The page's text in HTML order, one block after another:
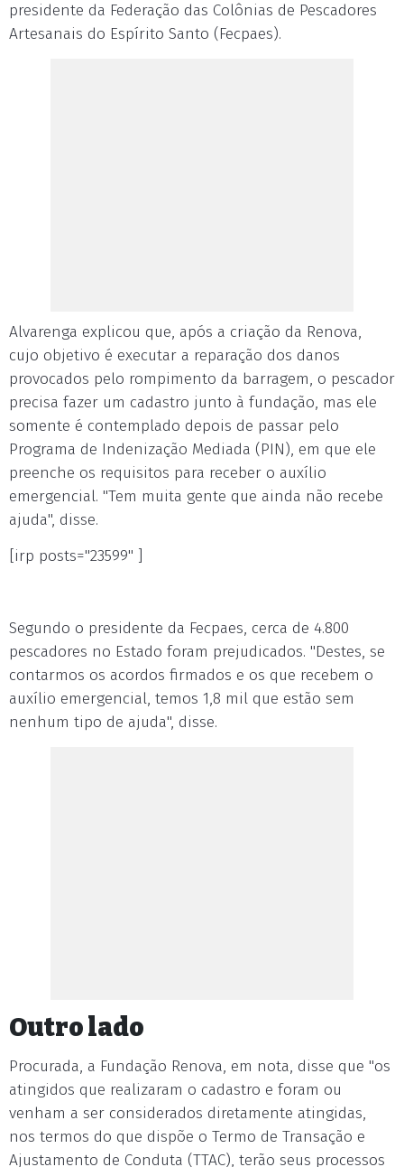
presidente da Federação das Colônias de Pescadores
Artesanais do Espírito Santo (Fecpaes).
Alvarenga explicou que, após a criação da Renova,
cujo objetivo é executar a reparação dos danos
provocados pelo rompimento da barragem, o pescador
precisa fazer um cadastro junto à fundação, mas ele
somente é contemplado depois de passar pelo
Programa de Indenização Mediada (PIN), em que ele
preenche os requisitos para receber o auxílio
emergencial. "Tem muita gente que ainda não recebe
ajuda", disse.
[irp posts="23599" ]
Segundo o presidente da Fecpaes, cerca de 4.800
pescadores no Estado foram prejudicados. "Destes, se
contarmos os acordos firmados e os que recebem o
auxílio emergencial, temos 1,8 mil que estão sem
nenhum tipo de ajuda", disse.
Outro lado
Procurada, a Fundação Renova, em nota, disse que "os
atingidos que realizaram o cadastro e foram ou
venham a ser considerados diretamente atingidas,
nos termos do que dispõe o Termo de Transação e
Ajustamento de Conduta (TTAC), terão seus processos